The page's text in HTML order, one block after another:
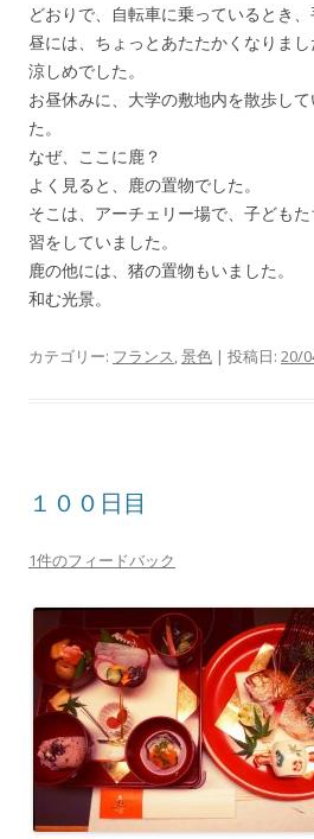
どおりで、自転車に乗っているとき、
昼には、ちょっとあたたかくなりま
涼しめでした。
お昼休みに、大学の敷地内を散歩し
た。
なぜ、ここに鹿？
よく見ると、鹿の置物でした。
そこは、アーチェリー場で、子ども
習をしていました。
鹿の他には、猪の置物もいました。
和む光景。
カテゴリー: フランス,景色 | 投稿日: 20/
１００日目
1件のフィードバック